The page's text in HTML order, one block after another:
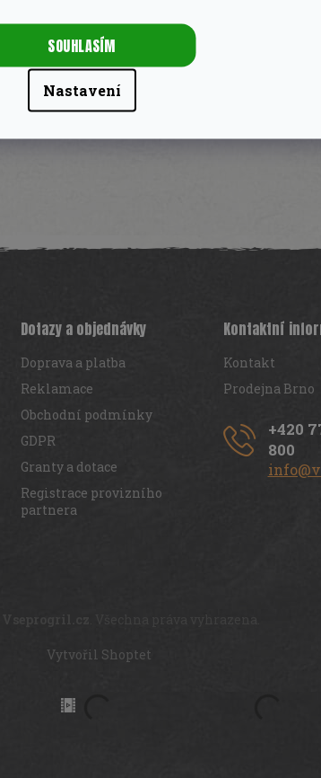
Nastavení
SOUHLASÍM
zbytky kůry, poslouží skvěle jako
olivovníku. Velmi odolný materiál s
kus je originál s jedinečnou kresbou
Dotazy a objednávky
Doprava a platba
Reklamace
Obchodní podmínky
GDPR
Granty a dotace
Registrace provizního
partnera
Kontaktní
Kontakt
Prodejna Brno
+420
800
Vytvořil Shoptet